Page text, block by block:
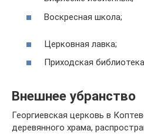
Воскресная школа;
Церковная лавка;
Приходская
Внешнее убранство
Георгиевская церковь в
деревянного храма,